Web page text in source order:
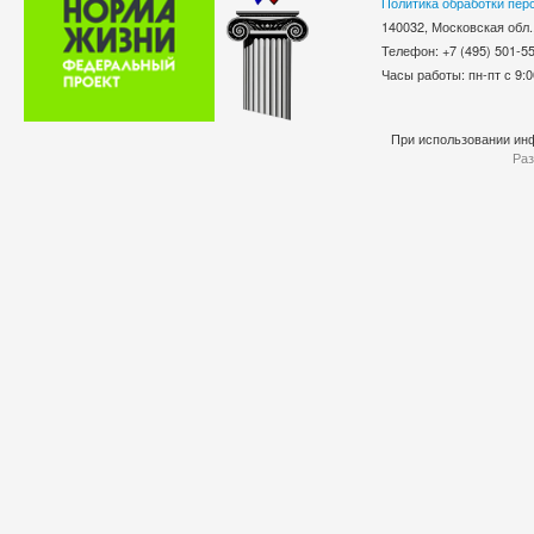
140032, Московская
Телефон: +7 (495)
Часы работы: пн-пт с
При использовании